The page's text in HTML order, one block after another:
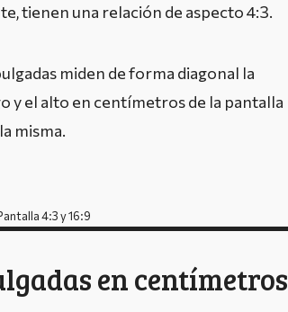
tienen una relación de aspecto 4:3.
miden de forma diagonal la
y el alto en centímetros de la pantalla
misma.
4:3 y 16:9
en centímetros